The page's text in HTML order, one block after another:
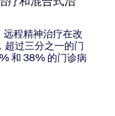
程精神治疗在改
超过三分之一的门
和 38% 的门诊病